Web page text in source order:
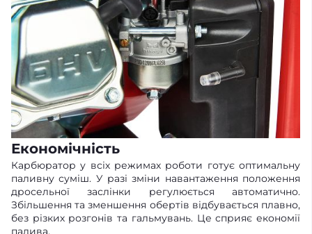
Економічність
Карбюратор у всіх режимах роботи готує оптимальну
паливну суміш. У разі зміни навантаження положення
дросельної заслінки регулюється автоматично.
Збільшення та зменшення обертів відбувається плавно,
без різких розгонів та гальмувань. Це сприяє економії
палива.